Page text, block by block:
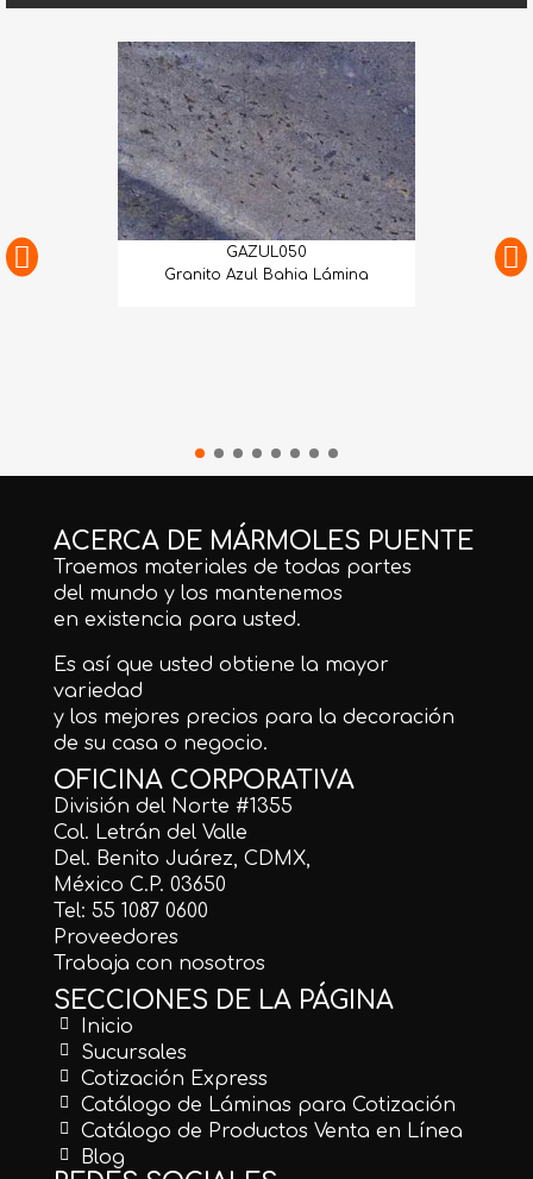
GAZUL050
Granito Azul Bahia Lámina
ACERCA DE MÁRMOLES PUENTE
Traemos materiales de todas partes
del mundo y los mantenemos
en existencia para usted.
Es así que usted obtiene la mayor
variedad
y los mejores precios para la decoración
de su casa o negocio.
OFICINA CORPORATIVA
División del Norte #1355
Col. Letrán del Valle
Del. Benito Juárez, CDMX,
México C.P. 03650
Tel: 55 1087 0600
Proveedores
Trabaja con nosotros
SECCIONES DE LA PÁGINA
Inicio
Sucursales
Cotización Express
Catálogo de Láminas para Cotización
Catálogo de Productos Venta en Línea
Blog